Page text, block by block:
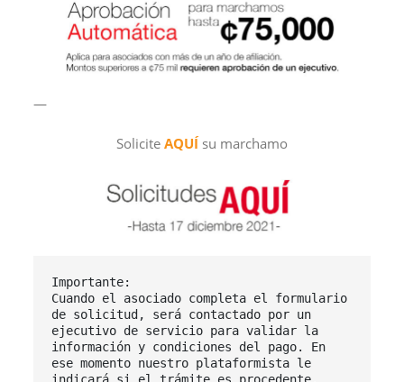
—
Solicite AQUÍsu marchamo
Importante:
Cuando el asociado completa el formulario
de solicitud, será contactado por un
ejecutivo de servicio para validar la
información y condiciones del pago. En
ese momento nuestro plataformista le